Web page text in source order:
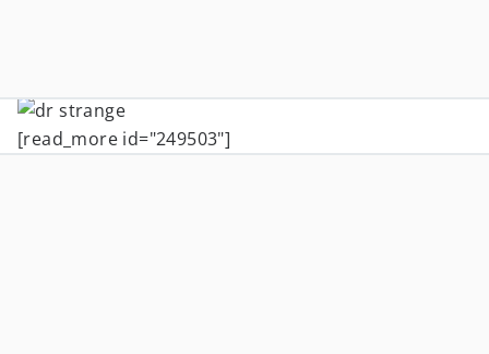
[read_more id="249503"]